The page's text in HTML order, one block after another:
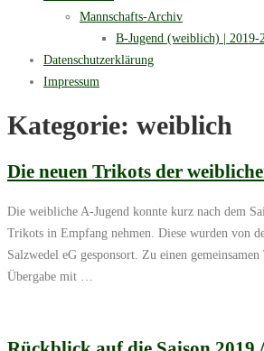
Mannschafts-Archiv
B-Jugend (weiblich) | 2019-
Datenschutzerklärung
Impressum
Kategorie: weiblich
Die neuen Trikots der
Die weibliche A-Jugend konnte kurz nach dem
Trikots in Empfang nehmen. Diese wurden von
Salzwedel eG gesponsort. Zu einen
Übergabe mit …